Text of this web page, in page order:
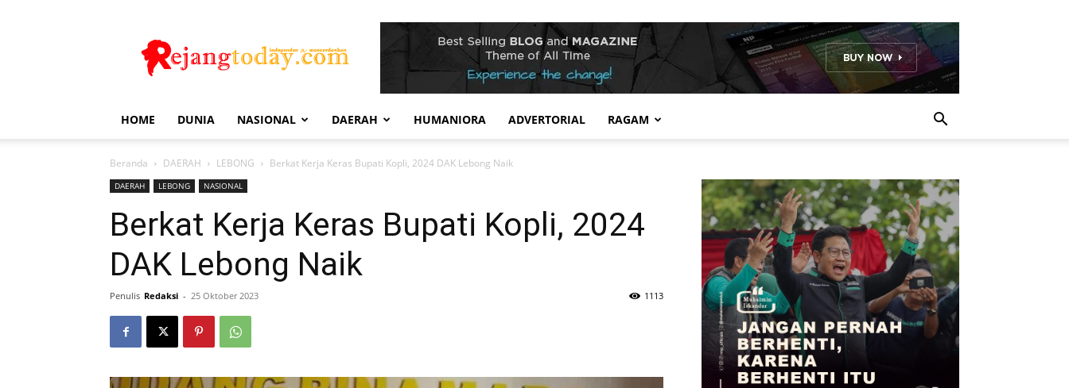
Today
HOME DUNIA NASIONAL DAERAH HUMANIORA ADVERTORIAL RAGAM
Beranda DAERAH LEBONG Berkat Kerja Keras Bupati Kopli, 2024 DAK Lebong Naik
DAERAH LEBONG NASIONAL
Berkat Kerja Keras Bupati Kopli, 2024
DAK Lebong Naik
Penulis Redaksi - 25 Oktober 2023 1113